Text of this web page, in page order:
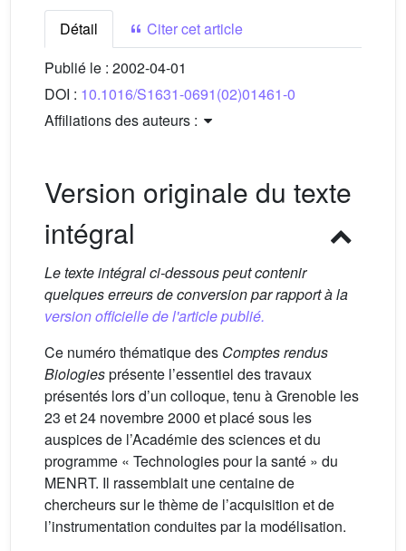
Détail
Citer cet article
Publié le : 2002-04-01
DOI : 10.1016/S1631-0691(02)01461-0
Affiliations des auteurs :
Version originale du texte
intégral
Le texte intégral ci-dessous peut contenir
quelques erreurs de conversion par rapport à la
version officielle de l'article publié.
Ce numéro thématique des Comptes rendus
Biologiesprésente l’essentiel des travaux
présentés lors d’un colloque, tenu à Grenoble les
23 et 24 novembre 2000 et placé sous les
auspices de l’Académie des sciences et du
programme « Technologies pour la santé » du
MENRT. Il rassemblait une centaine de
chercheurs sur le thème de l’acquisition et de
l’instrumentation conduites par la modélisation.